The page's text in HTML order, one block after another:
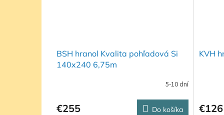
BSH hranol Kvalita pohľadová Si
140x240 6,75m
5-10 dní
€255 Do košíka
KVH
€126